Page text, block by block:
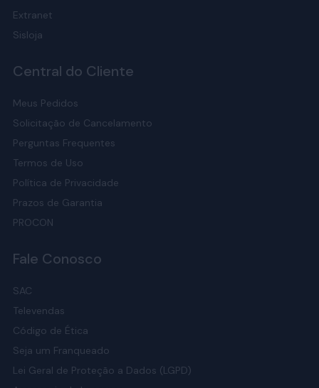
Extranet
Sisloja
Central do Cliente
Meus Pedidos
Solicitação de Cancelamento
Perguntas Frequentes
Termos de Uso
Política de Privacidade
Prazos de Garantia
PROCON
Fale Conosco
SAC
Televendas
Código de Ética
Seja um Franqueado
Lei Geral de Proteção a Dados (LGPD)